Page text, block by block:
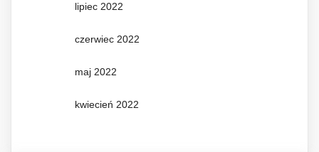
lipiec 2022
czerwiec 2022
maj 2022
kwiecień 2022